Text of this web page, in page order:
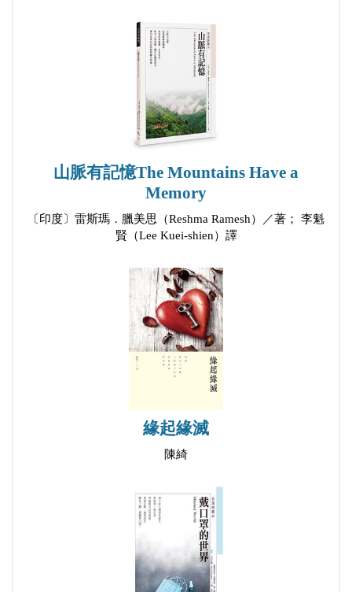
在我們死之前Before we die
為何，敘利亞人呀?!Why, O Syrian?!
詩的生活故事Life story of poems
還活著Still alive
暴君獨白Monologue of tyrant
自責的步伐Steps of remorse
清理我的聲音I clean my voice
自從我成為長笛Since I became a flute
山脈有記憶The Mountains Have a
Memory
〔印度〕雷斯瑪．臘美思（Reshma Ramesh）／著； 李魁
賢（Lee Kuei-shien）譯
緣起緣滅
陳綺